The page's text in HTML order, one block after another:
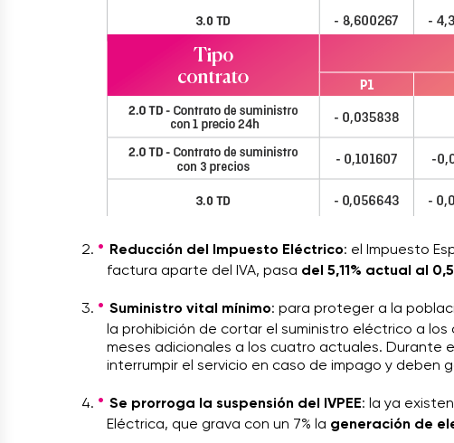
Reducción del Impuesto Eléctrico: el Impuesto
factura aparte del IVA, pasa del 5,11% actual al
Suministro vital mínimo: para proteger a la
la prohibición de cortar el suministro eléctrico a
meses adicionales a los cuatro actuales. Durante
interrumpir el servicio en caso de impago y deben
Se prorroga la suspensión del IVPEE: la ya
Eléctrica, que grava con un 7% la generación de